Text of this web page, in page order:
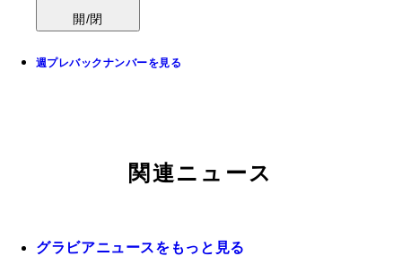
開/閉
週プレバックナンバーを見る
関連ニュース
グラビアニュースをもっと見る